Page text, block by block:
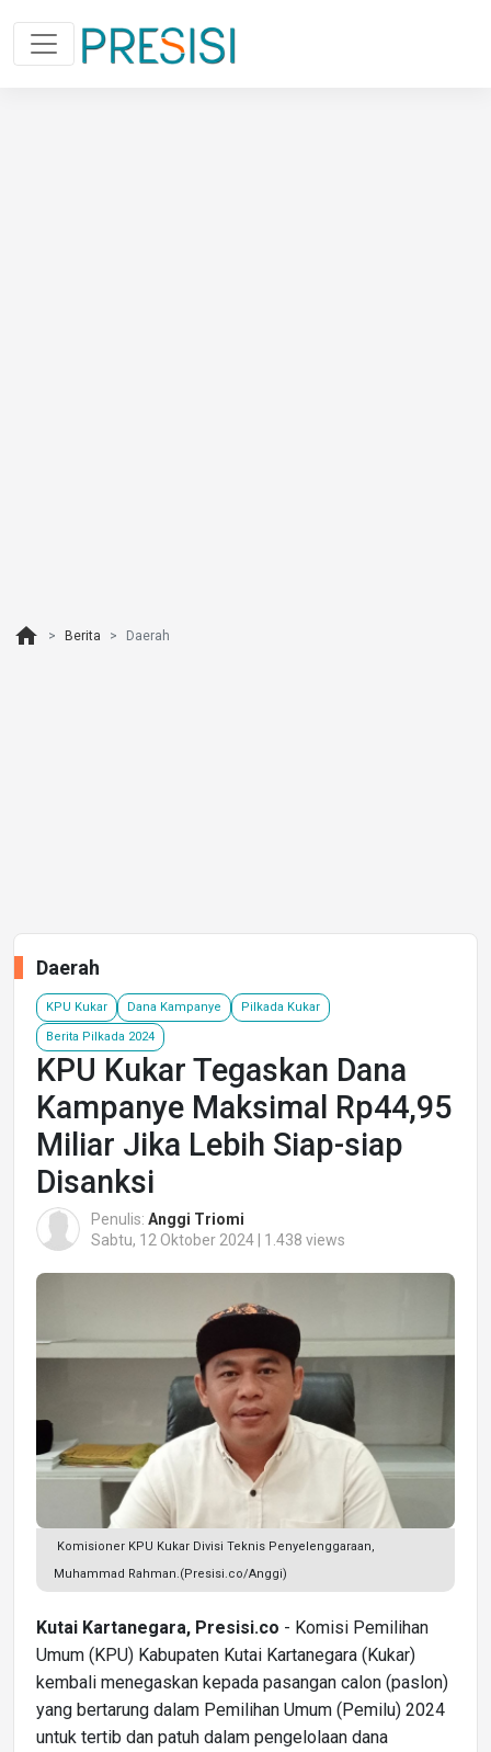
home Berita Daerah
Daerah
KPU Kukar Dana Kampanye Pilkada Kukar
Berita Pilkada 2024
KPU Kukar Tegaskan Dana
Kampanye Maksimal Rp44,95
Miliar Jika Lebih Siap-siap
Disanksi
Penulis: Anggi Triomi
Sabtu, 12 Oktober 2024 | 1.438 views
Komisioner KPU Kukar Divisi Teknis Penyelenggaraan,
Muhammad Rahman.(Presisi.co/Anggi)
Kutai Kartanegara, Presisi.co - Komisi Pemilihan
Umum (KPU) Kabupaten Kutai Kartanegara (Kukar)
kembali menegaskan kepada pasangan calon (paslon)
yang bertarung dalam Pemilihan Umum (Pemilu) 2024
untuk tertib dan patuh dalam pengelolaan dana